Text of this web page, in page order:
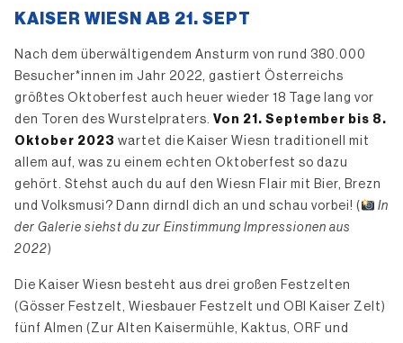
KAISER WIESN AB 21. SEPT
Nach dem überwältigendem Ansturm von rund 380.000
Besucher*innen im Jahr 2022, gastiert Österreichs
größtes Oktoberfest auch heuer wieder 18 Tage lang vor
den Toren des Wurstelpraters. Von 21. September bis 8.
Oktober 2023 wartet die Kaiser Wiesn traditionell mit
allem auf, was zu einem echten Oktoberfest so dazu
gehört. Stehst auch du auf den Wiesn Flair mit Bier, Brezn
und Volksmusi? Dann dirndl dich an und schau vorbei! (
In
der Galerie siehst du zur Einstimmung Impressionen aus
2022)
Die Kaiser Wiesn besteht aus drei großen Festzelten
(Gösser Festzelt, Wiesbauer Festzelt und OBI Kaiser Zelt)
fünf Almen (Zur Alten Kaisermühle, Kaktus, ORF und